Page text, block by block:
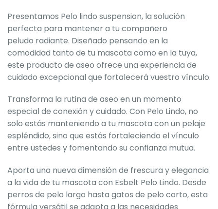
Presentamos Pelo lindo suspension, la solución
perfecta para mantener a tu compañero
peludo radiante. Diseñado pensando en la
comodidad tanto de tu mascota como en la tuya,
este producto de aseo ofrece una experiencia de
cuidado excepcional que fortalecerá vuestro vínculo.
Transforma la rutina de aseo en un momento
especial de conexión y cuidado. Con Pelo Lindo, no
solo estás manteniendo a tu mascota con un pelaje
espléndido, sino que estás fortaleciendo el vínculo
entre ustedes y fomentando su confianza mutua.
Aporta una nueva dimensión de frescura y elegancia
a la vida de tu mascota con Esbelt Pelo Lindo. Desde
perros de pelo largo hasta gatos de pelo corto, esta